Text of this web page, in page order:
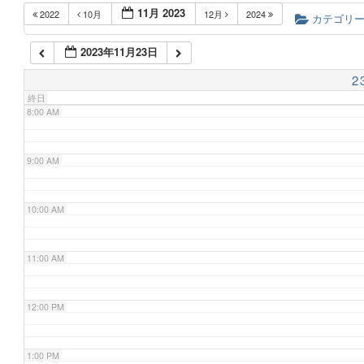
2022 10月 11月 2023 12月 2024 カテゴリー
2023年11月23日
終日
6:00 AM
7:00 AM
8:00 AM
9:00 AM
10:00 AM
11:00 AM
12:00 PM
1:00 PM